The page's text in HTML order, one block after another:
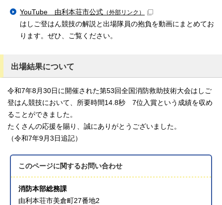
YouTube 由利本荘市公式 （外部リンク）
はしご登はん競技の解説と出場隊員の抱負を動画にまとめてお
ります。ぜひ、ご覧ください。
出場結果について
令和7年8月30日に開催された第53回全国消防救助技術大会はしご
登はん競技において、所要時間14.8秒 7位入賞という成績を収め
ることができました。
たくさんの応援を賜り、誠にありがとうございました。
（令和7年9月3日追記）
このページに関するお問い合わせ
消防本部総務課
由利本荘市美倉町27番地2